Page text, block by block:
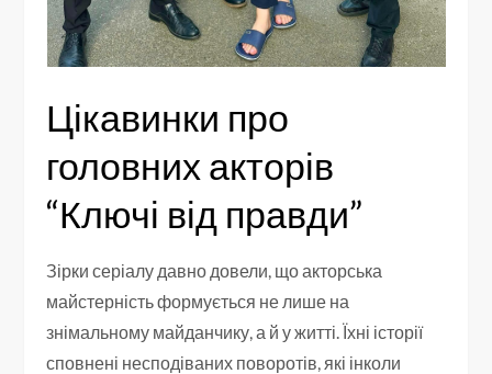
Цікавинки про
головних акторів
“Ключі від правди”
Зірки серіалу давно довели, що акторська
майстерність формується не лише на
знімальному майданчику, а й у житті. Їхні історії
сповнені несподіваних поворотів, які інколи